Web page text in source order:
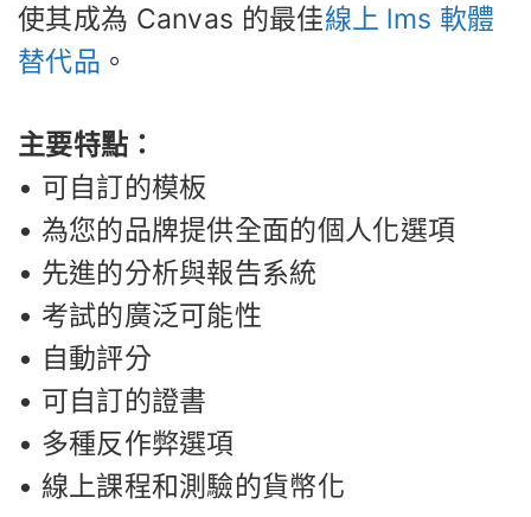
使其成為 Canvas 的最佳線上 lms 軟體
替代品 。
主要特點：
• 可自訂的模板
• 為您的品牌提供全面的個人化選項
• 先進的分析與報告系統
• 考試的廣泛可能性
• 自動評分
• 可自訂的證書
• 多種反作弊選項
• 線上課程和測驗的貨幣化